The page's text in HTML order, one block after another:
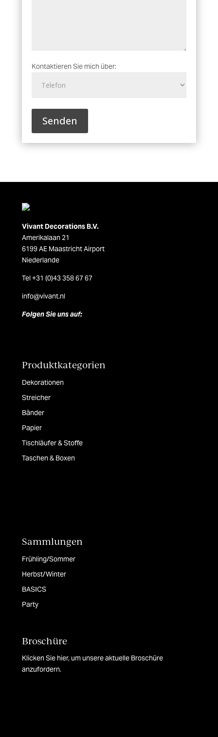
Kontaktieren Sie mich über:
r
i
v
e
:
Vivant Decorations B.V.
Amerikalaan 21
6199 AE Maastricht Airport
Niederlande
Tel +31 (0)43 358 67 67
info@vivant.nl
Folgen Sie uns auf:
Produktkategorien
Dekorationen
Streicher
Bänder
Papier
Tischläufer & Stoffe
Taschen & Boxen
Sammlungen
Frühling/Sommer
Herbst/Winter
BASICS
Party
Broschüre
Klicken Sie hier, um unsere aktuelle Broschüre
anzufordern.